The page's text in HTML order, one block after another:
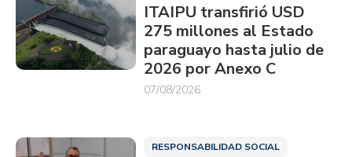
ITAIPU transfirió USD
275 millones al Estado
paraguayo hasta julio de
2026 por Anexo C
07/08/2026
RESPONSABILIDAD SOCIAL